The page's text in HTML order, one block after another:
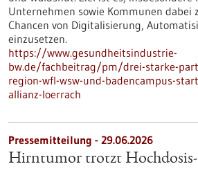
Unternehmen sowie Kommunen dabei
Chancen von Digitalisierung,
einzusetzen.
https://www.gesundheitsindustrie-
bw.de/fachbeitrag/pm/drei-starke-
region-wfl-wsw-und-badencampus-
allianz-loerrach
Pressemitteilung - 29.06.2026
Hirntumor trotzt